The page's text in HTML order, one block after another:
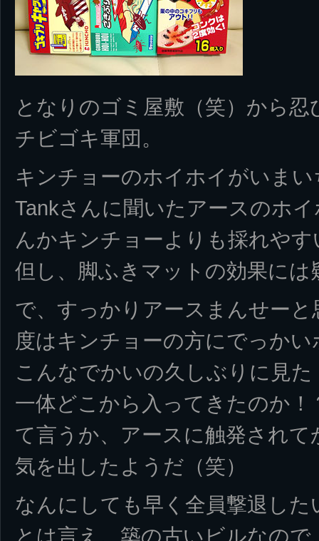
となりのゴミ屋敷（笑）から
チビゴキ軍団。
キンチョーのホイホイがいま
Tankさんに聞いたアースのホ
んかキンチョーよりも採れや
但し、脚ふきマットの効果には
で、すっかりアースまんせー
度はキンチョーの方にでっか
こんなでかいの久しぶりに見た
一体どこから入ってきたのか！
て言うか、アースに触発され
気を出したようだ（笑）
なんにしても早く全員撃退した
とは言え、築の古いビルなの